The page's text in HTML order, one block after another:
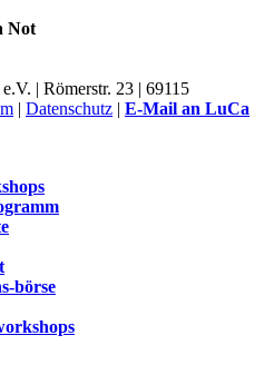
Not
| Römerstr. 23 | 69115
| Datenschutz | E-Mail an LuCa
börse